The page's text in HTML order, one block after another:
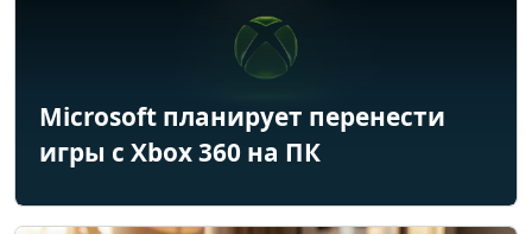
Microsoft планирует перенести
игры с Xbox 360 на ПК